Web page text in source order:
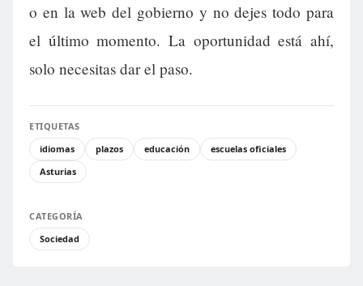
o en la web del gobierno y no dejes todo para
el último momento. La oportunidad está ahí,
solo necesitas dar el paso.
ETIQUETAS
idiomas
plazos educación
escuelas oficiales
Asturias
CATEGORÍA
Sociedad